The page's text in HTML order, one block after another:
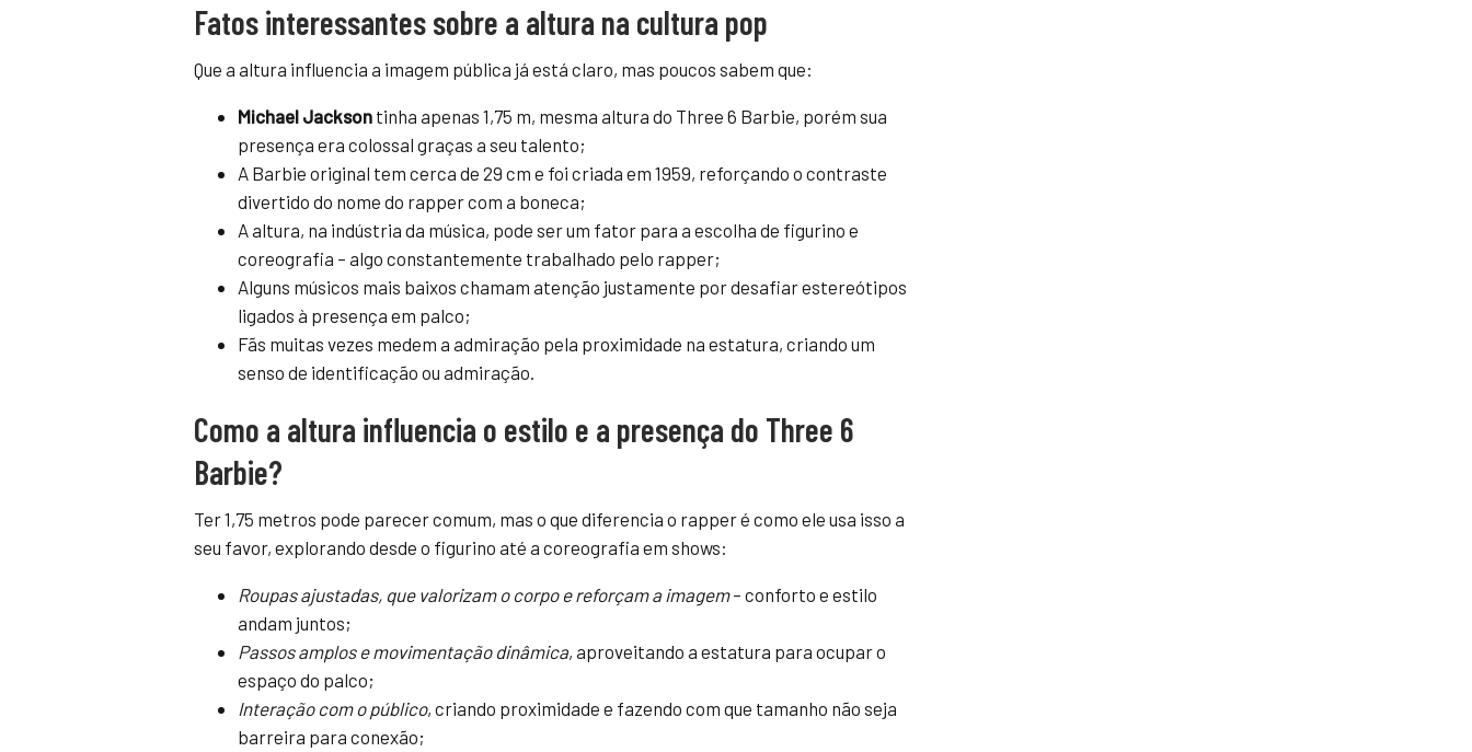
Fatos interessantes sobre a altura na cultura pop
Que a altura influencia a imagem pública já está claro, mas poucos sabem que:
Michael Jackson tinha apenas 1,75 m, mesma altura do Three 6 Barbie, porém sua
presença era colossal graças a seu talento;
A Barbie original tem cerca de 29 cm e foi criada em 1959, reforçando o contraste
divertido do nome do rapper com a boneca;
A altura, na indústria da música, pode ser um fator para a escolha de figurino e
coreografia – algo constantemente trabalhado pelo rapper;
Alguns músicos mais baixos chamam atenção justamente por desafiar estereótipos
ligados à presença em palco;
Fãs muitas vezes medem a admiração pela proximidade na estatura, criando um
senso de identificação ou admiração.
Como a altura influencia o estilo e a presença do Three 6
Barbie?
Ter 1,75 metros pode parecer comum, mas o que diferencia o rapper é como ele usa isso a
seu favor, explorando desde o figurino até a coreografia em shows:
Roupas ajustadas, que valorizam o corpo e reforçam a imagem– conforto e estilo
andam juntos;
Passos amplos e movimentação dinâmica, aproveitando a estatura para ocupar o
espaço do palco;
Interação com o público, criando proximidade e fazendo com que tamanho não seja
barreira para conexão;